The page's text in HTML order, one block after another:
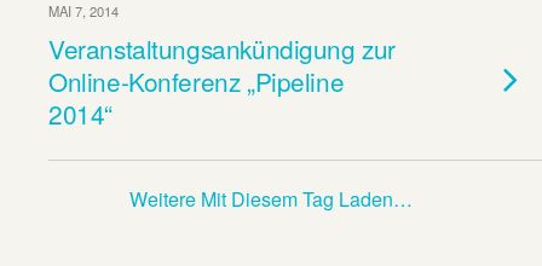
MAI 7, 2014
Veranstaltungsankündigung zur
Online-Konferenz „Pipeline
2014“
Weitere Mit Diesem Tag Laden…